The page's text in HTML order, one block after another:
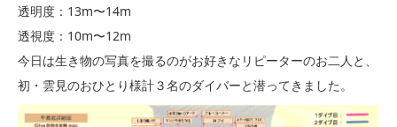
透明度：13m〜14m
透視度：10m〜12m
今日は生き物の写真を撮るのがお好きなリピーターのお二人と、
初・雲見のおひとり様計３名のダイバーと潜ってきました。